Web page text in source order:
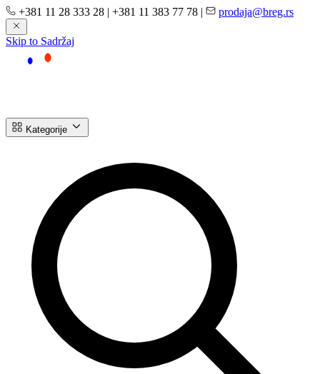
+381 11 28 333 28 | +381 11 383 77 78 | prodaja@breg.rs
Skip to Sadržaj
Kategorije